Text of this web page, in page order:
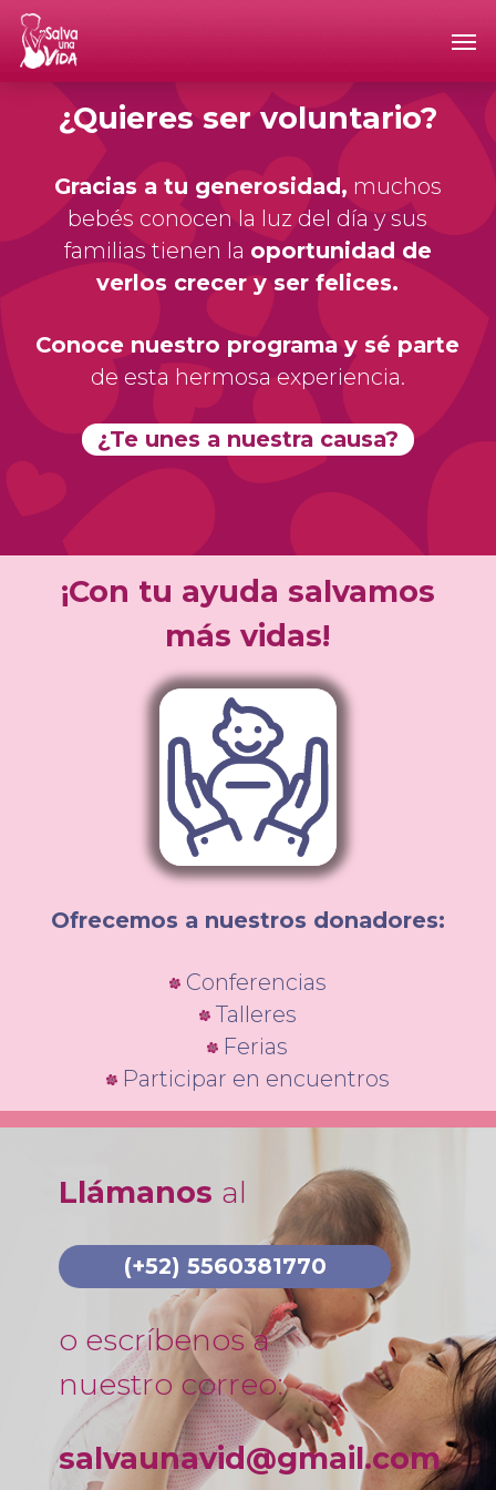
Skip
main
content¿Quieres ser voluntario?
Gracias a tu generosidad, muchos
bebés conocen la luz del día y sus
familias tienen la oportunidad de
verlos crecer y ser felices.
Conoce nuestro programa y sé parte
de esta hermosa experiencia.
¿Te unes a nuestra causa?
¡Con tu ayuda salvamos
más vidas!
Ofrecemos a nuestros donadores:
Conferencias
Talleres
Ferias
Participar en encuentros
Llámanos al
(+52) 5560381770
o escríbenos a
nuestro correo:
salvaunavid@gmail.com